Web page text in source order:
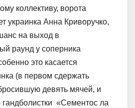
коллективу, ворота
украинка Анна Криворучко,
на выход в
раунд у соперника
это касается
(в первом сдержать
девять мячей, и
«Сементос ла